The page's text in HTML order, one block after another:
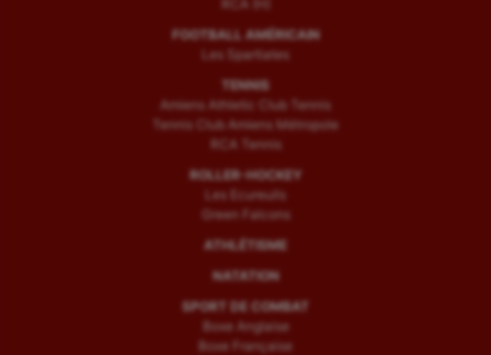
RCA (H)
FOOTBALL AMÉRICAIN
Les Spartiates
TENNIS
Amiens Athletic Club Tennis
Tennis Club Amiens Métropole
RCA Tennis
ROLLER-HOCKEY
Les Ecureuils
Green Falcons
ATHLÉTISME
NATATION
SPORT DE COMBAT
Boxe Anglaise
Boxe Française